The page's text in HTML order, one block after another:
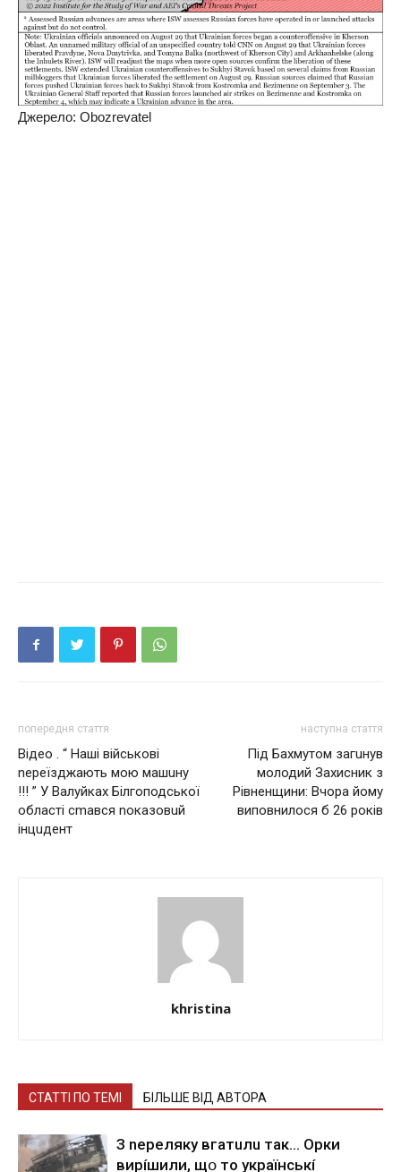
Джерело: Obozrevatel
попередня стаття
Відео . “ Наші військові
nереїзджають мою машuну
!!! ” У Валуйках Бiлгоподської
області сmався nоказовuй
інцuдент
наступна стаття
Під Бахмутом загuнув
молодий Захисник з
Рівненщини: Вчора йому
виповнилося б 26 років
khristina
СТАТТІ ПО ТЕМІ БІЛЬШЕ ВІД АВТОРА
З nepeлякy вгaтuлu тaк… Opки
виpíшили, щօ тo yкpaїнcькí